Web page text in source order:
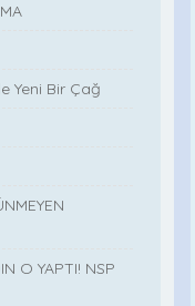
Yeni Bir Çağ
O YAPTI! NSP